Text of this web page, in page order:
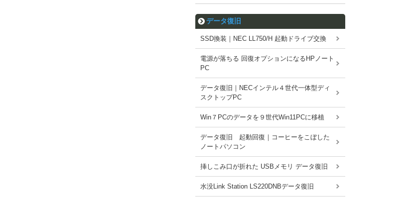
データ復旧
SSD換装｜NEC LL750/H 起動ドライブ交換
電源が落ちる 回復オプションになるHPノート
PC
データ復旧｜NECインテル４世代一体型ディ
スクトップPC
Win７PCのデータを９世代Win11PCに移植
データ復旧 起動回復｜コーヒーをこぼした
ノートパソコン
挿しこみ口が折れた USBメモリ データ復旧
水没Link Station LS220DNBデータ復旧